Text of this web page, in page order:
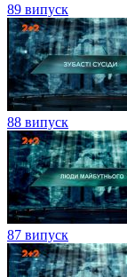
89 випуск
88 випуск
87 випуск